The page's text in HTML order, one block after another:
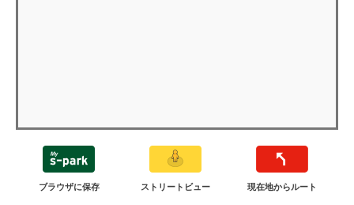
ブラウザに保存 ストリートビュー 現在地からルート